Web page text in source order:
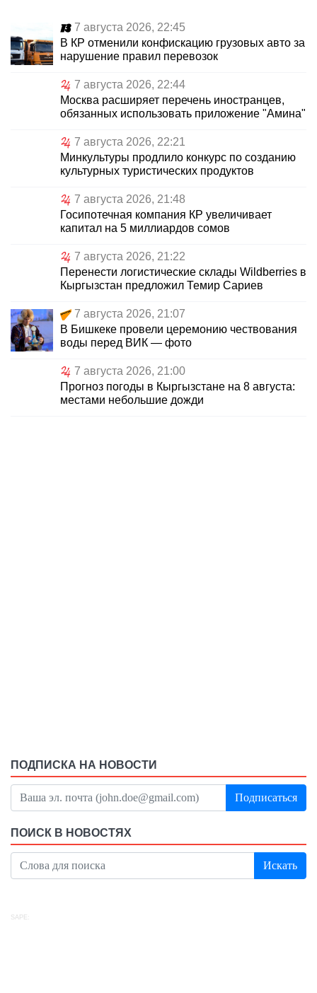
7 августа 2026, 22:45
В КР отменили конфискацию грузовых авто за
нарушение правил перевозок
7 августа 2026, 22:44
Москва расширяет перечень иностранцев,
обязанных использовать приложение "Амина"
7 августа 2026, 22:21
Минкультуры продлило конкурс по созданию
культурных туристических продуктов
7 августа 2026, 21:48
Госипотечная компания КР увеличивает
капитал на 5 миллиардов сомов
7 августа 2026, 21:22
Перенести логистические склады Wildberries в
Кыргызстан предложил Темир Сариев
7 августа 2026, 21:07
В Бишкеке провели церемонию чествования
воды перед ВИК — фото
7 августа 2026, 21:00
Прогноз погоды в Кыргызстане на 8 августа:
местами небольшие дожди
ПОДПИСКА НА НОВОСТИ
Подписаться
ПОИСК В НОВОСТЯХ
Искать
SAPE: